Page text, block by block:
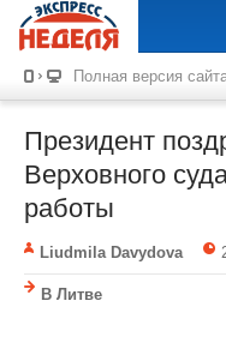
Полная версия
Президент
Верховного
работы
Liudmila Davydova
В Литве